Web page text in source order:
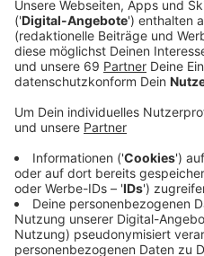
Ein Promi, keine
Gegenstände
Anzeige
Wenn ein Popstar,
Politiker bei uns zu
besonderen Video-
keine einzige Frage
einfach fünf Dinge in die
das erzählt, was ihm als